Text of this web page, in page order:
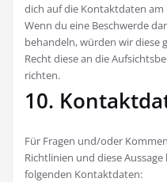
dich auf die Kontaktdaten am
Wenn du eine Beschwerde
behandeln, würden wir diese
Recht diese an die
richten.
10.
Für Fragen und/oder
Richtlinien und diese
folgenden Kontaktdaten: